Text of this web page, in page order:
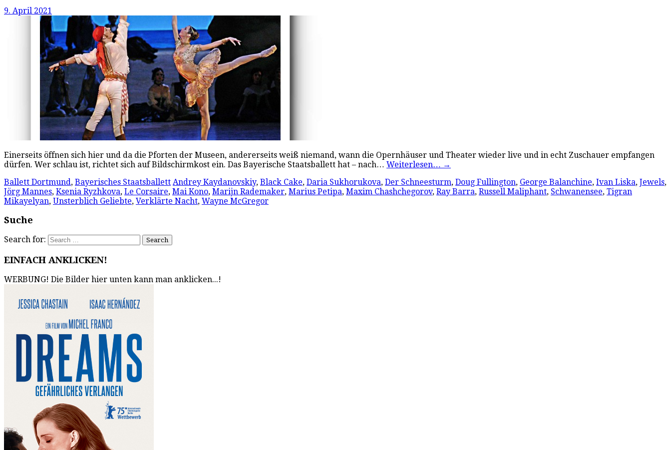
9. April 2021
Einerseits öffnen sich hier und da die Pforten der Museen, andererseits weiß niemand, wann die Opernhäuser und Theater wieder live und in echt Zuschauer empfangen
dürfen. Wer schlau ist, richtet sich auf Bildschirmkost ein. Das Bayerische Staatsballett hat – nach… Weiterlesen… →
Ballett Dortmund, Bayerisches Staatsballett Andrey Kaydanovskiy, Black Cake, Daria Sukhorukova, Der Schneesturm, Doug Fullington, George Balanchine, Ivan Liska, Jewels,
Jörg Mannes, Ksenia Ryzhkova, Le Corsaire, Mai Kono, Marijn Rademaker, Marius Petipa, Maxim Chashchegorov, Ray Barra, Russell Maliphant, Schwanensee, Tigran
Mikayelyan, Unsterblich Geliebte, Verklärte Nacht, Wayne McGregor
Suche
Search for:
EINFACH ANKLICKEN!
WERBUNG! Die Bilder hier unten kann man anklicken...!